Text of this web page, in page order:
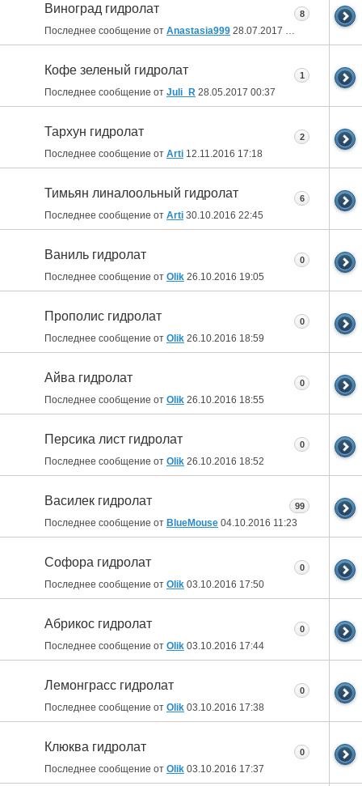
Виноград гидролат
Последнее сообщение от Anastasia999 28.07.2017
8
Кофе зеленый гидролат
Последнее сообщение от Juli_R 28.05.2017 00:37
1
Тархун гидролат
Последнее сообщение от Arti 12.11.2016 17:18
2
Тимьян линалоольный гидролат
Последнее сообщение от Arti 30.10.2016 22:45
6
Ваниль гидролат
Последнее сообщение от Olik 26.10.2016 19:05
0
Прополис гидролат
Последнее сообщение от Olik 26.10.2016 18:59
0
Айва гидролат
Последнее сообщение от Olik 26.10.2016 18:55
0
Персика лист гидролат
Последнее сообщение от Olik 26.10.2016 18:52
0
Василек гидролат
Последнее сообщение от BlueMouse 04.10.2016 11:23
99
Софора гидролат
Последнее сообщение от Olik 03.10.2016 17:50
0
Абрикос гидролат
Последнее сообщение от Olik 03.10.2016 17:44
0
Лемонграсс гидролат
Последнее сообщение от Olik 03.10.2016 17:38
0
Клюква гидролат
Последнее сообщение от Olik 03.10.2016 17:37
0